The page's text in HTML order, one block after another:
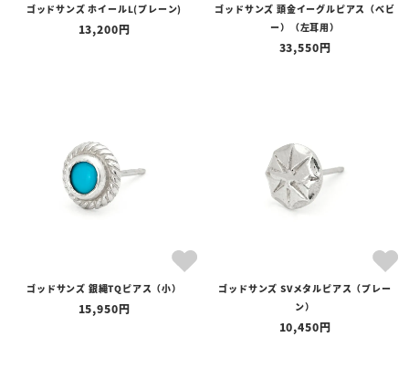
ゴッドサンズ ホイールL(プレーン)
13,200
ゴッドサンズ 頭金イーグルピアス（べビ
ー）（左耳用）
33,550
ゴッドサンズ 銀縄TQピアス（小）
15,950
ゴッドサンズ SVメタルピアス（プレー
ン）
10,450